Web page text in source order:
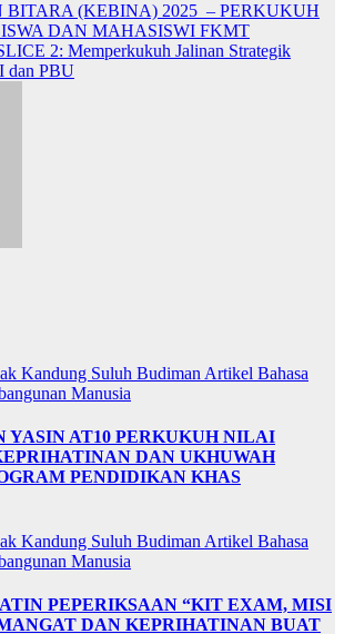
(KEBINA) 2025 – PERKUKUH
DAN MAHASISWI FKMT
2: Memperkukuh Jalinan Strategik
dan PBU
Kandung Suluh Budiman Artikel Bahasa
Manusia
YASIN AT10 PERKUKUH NILAI
DAN UKHUWAH
PENDIDIKAN KHAS
Kandung Suluh Budiman Artikel Bahasa
Manusia
PEPERIKSAAN “KIT EXAM, MISI
DAN KEPRIHATINAN BUAT